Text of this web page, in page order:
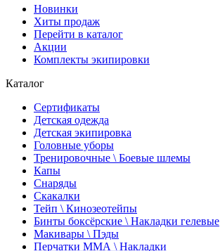
Новинки
Хиты продаж
Перейти в каталог
Акции
Комплекты экипировки
Каталог
Сертификаты
Детская одежда
Детская экипировка
Головные уборы
Тренировочные \ Боевые шлемы
Капы
Снаряды
Скакалки
Тейп \ Кинозеотейпы
Бинты боксёрские \ Накладки гелевые
Макивары \ Пэды
Перчатки ММА \ Накладки